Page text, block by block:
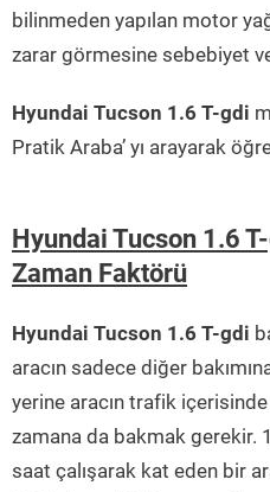
bilinmeden yapılan motor
zarar görmesine sebebiyet
Hyundai Tucson 1.6 T-gdi
Pratik Araba’ yı arayarak
Hyundai Tucson 1.6
Zaman Faktörü
Hyundai Tucson 1.6 T-gdi
aracın sadece diğer
yerine aracın trafik
zamana da bakmak gerekir.
saat çalışarak kat eden bir